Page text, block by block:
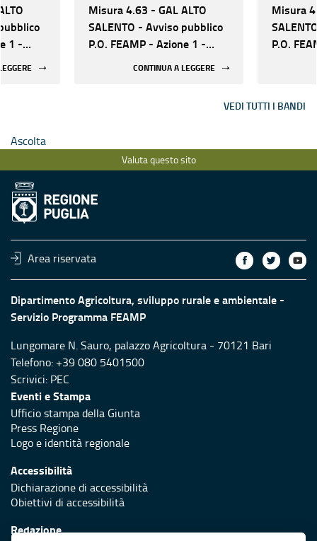
1 -
Misura 4.63 - GAL ALTO
SALENTO - Avviso pubblico
P.O. FEAMP - Azione 1 -
CONTINUA A LEGGERE
Misura
P.O.
VEDI TUTTI I BANDI
Ascolta
Valuta questo sito
Area riservata
Dipartimento Agricoltura, sviluppo rurale e ambientale -
Servizio Programma FEAMP
Lungomare N. Sauro, palazzo Agricoltura - 70121 Bari
Telefono: +39 080 5401500
Scrivici: PEC
Eventi e Stampa
Ufficio stampa della Giunta
Press Regione
Logo e identità regionale
Accessibilità
Dichiarazione di accessibilità
Obiettivi di accessibilità
Redazione